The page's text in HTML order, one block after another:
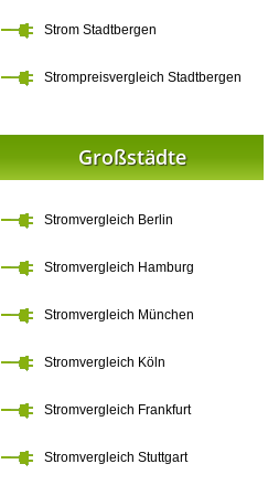
Strom Stadtbergen
Strompreisvergleich Stadtbergen
Großstädte
Stromvergleich Berlin
Stromvergleich Hamburg
Stromvergleich München
Stromvergleich Köln
Stromvergleich Frankfurt
Stromvergleich Stuttgart